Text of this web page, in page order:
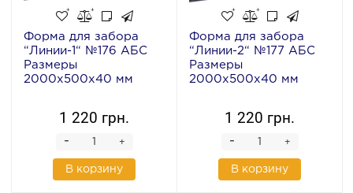
Форма для забора
“Линии-1“ №176 АБС
Размеры
2000х500х40 мм
1 220 грн.
+
-
В корзину
Форма для забора
“Линии-2“ №177 АБС
Размеры
2000х500х40 мм
1 220 грн.
+
-
В корзину